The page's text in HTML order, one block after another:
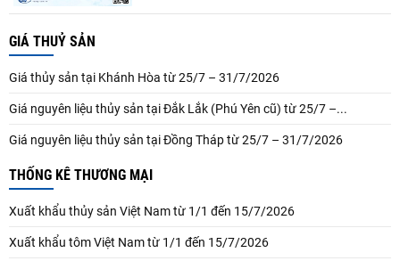
GIÁ THUỶ SẢN
Giá thủy sản tại Khánh Hòa từ 25/7 – 31/7/2026
Giá nguyên liệu thủy sản tại Đắk Lắk (Phú Yên cũ) từ 25/7 –...
Giá nguyên liệu thủy sản tại Đồng Tháp từ 25/7 – 31/7/2026
THỐNG KÊ THƯƠNG MẠI
Xuất khẩu thủy sản Việt Nam từ 1/1 đến 15/7/2026
Xuất khẩu tôm Việt Nam từ 1/1 đến 15/7/2026